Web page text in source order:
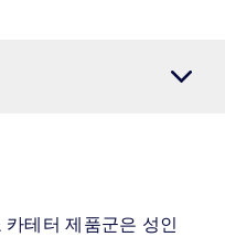
카테터 제품군은 성인